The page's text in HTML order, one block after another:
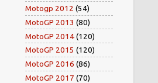
Motogp 2012 (54)
MotoGP 2013 (80)
MotoGP 2014(120)
MotoGP 2015 (120)
MotoGP 2016 (86)
MotoGP 2017 (70)